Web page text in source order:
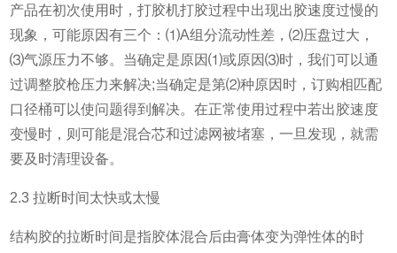
产品在初次使用时，打胶机打胶过程中出现出胶速度过慢的
现象，可能原因有三个：⑴A组分流动性差，⑵压盘过大，
⑶气源压力不够。当确定是原因⑴或原因⑶时，我们可以通
过调整胶枪压力来解决;当确定是第⑵种原因时，订购相匹配
口径桶可以使问题得到解决。在正常使用过程中若出胶速度
变慢时，则可能是混合芯和过滤网被堵塞，一旦发现，就需
要及时清理设备。
2.3 拉断时间太快或太慢
结构胶的拉断时间是指胶体混合后由膏体变为弹性体的时